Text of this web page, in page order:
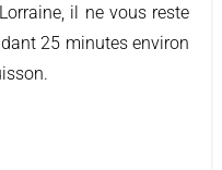
il ne vous reste
25 minutes environ